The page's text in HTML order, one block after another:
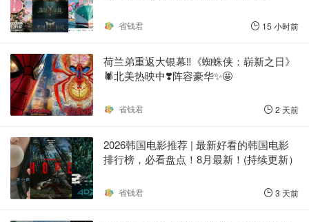
省钱君 15 小时前
荷兰弟重返大银幕‼️《蜘蛛侠：崭新之日》
🕷️北美热映中❣️阵容豪华✨🤩
省钱君 2 天前
2026韩国电影推荐 | 最新好看的韩国电影
排行榜，必看盘点！8月最新！(持续更新）
省钱君 3 天前